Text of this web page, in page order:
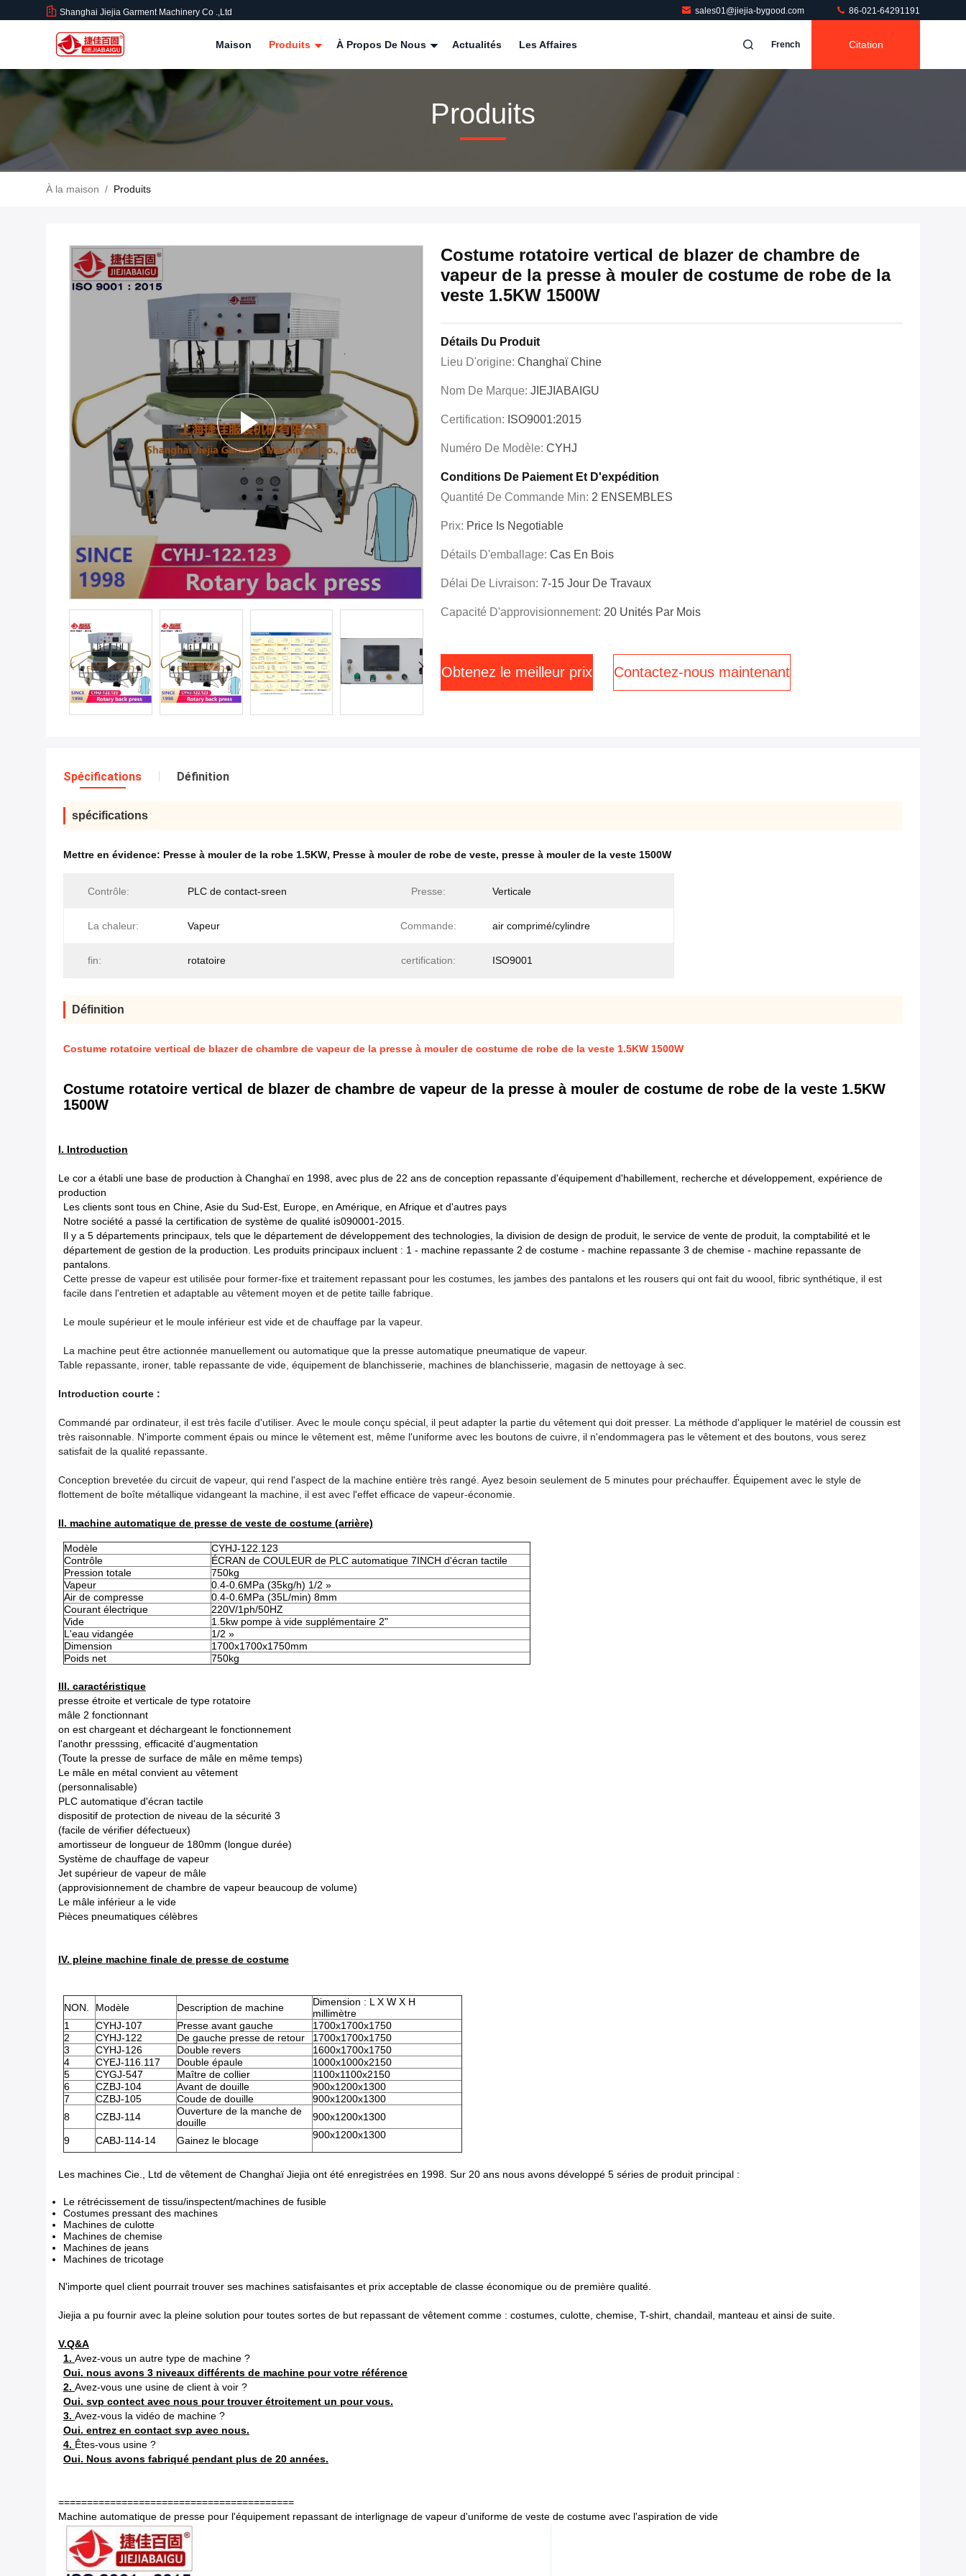
Shanghai Jiejia Garment Machinery Co .,ltd sales01@jiejia-bygood.com 86-021-64291191
Maison Produits À Propos De Nous Actualités Les Affaires French Citation
Produits
À la maison / Produits
Costume rotatoire vertical de blazer de chambre de
vapeur de la presse à mouler de costume de robe de la
veste 1.5KW 1500W
Détails Du Produit
Lieu D'origine: Changhaï Chine
Nom De Marque: JIEJIABAIGU
Certification: ISO9001:2015
Numéro De Modèle: CYHJ
Conditions De Paiement Et D'expédition
Quantité De Commande Min: 2 ENSEMBLES
Prix: Price Is Negotiable
Détails D'emballage: Cas En Bois
Délai De Livraison: 7-15 Jour De Travaux
Capacité D'approvisionnement: 20 Unités Par Mois
Obtenez le meilleur prix Contactez-nous maintenant
Spécifications Définition
spécifications
Mettre en évidence: Presse à mouler de la robe 1.5KW, Presse à mouler de robe de veste, presse à mouler de la veste 1500W
Contrôle: PLC de contact-sreen Presse: Verticale
La chaleur: Vapeur Commande: air comprimé/cylindre
fin: rotatoire certification: ISO9001
Définition
Costume rotatoire vertical de blazer de chambre de vapeur de la presse à mouler de costume de robe de la veste 1.5KW 1500W
Costume rotatoire vertical de blazer de chambre de vapeur de la presse à mouler de costume de robe de la veste 1.5KW
1500W
I. Introduction
Le cor a établi une base de production à Changhaï en 1998, avec plus de 22 ans de conception repassante d'équipement d'habillement, recherche et développement, expérience de
production
Les clients sont tous en Chine, Asie du Sud-Est, Europe, en Amérique, en Afrique et d'autres pays
Notre société a passé la certification de système de qualité is090001-2015.
Il y a 5 départements principaux, tels que le département de développement des technologies, la division de design de produit, le service de vente de produit, la comptabilité et le
département de gestion de la production. Les produits principaux incluent : 1 - machine repassante 2 de costume - machine repassante 3 de chemise - machine repassante de
pantalons.
Cette presse de vapeur est utilisée pour former-fixe et traitement repassant pour les costumes, les jambes des pantalons et les rousers qui ont fait du woool, fibric synthétique, il est
facile dans l'entretien et adaptable au vêtement moyen et de petite taille fabrique.
Le moule supérieur et le moule inférieur est vide et de chauffage par la vapeur.
La machine peut être actionnée manuellement ou automatique que la presse automatique pneumatique de vapeur.
Table repassante, ironer, table repassante de vide, équipement de blanchisserie, machines de blanchisserie, magasin de nettoyage à sec.
Introduction courte :
Commandé par ordinateur, il est très facile d'utiliser. Avec le moule conçu spécial, il peut adapter la partie du vêtement qui doit presser. La méthode d'appliquer le matériel de coussin est
très raisonnable. N'importe comment épais ou mince le vêtement est, même l'uniforme avec les boutons de cuivre, il n'endommagera pas le vêtement et des boutons, vous serez
satisfait de la qualité repassante.
Conception brevetée du circuit de vapeur, qui rend l'aspect de la machine entière très rangé. Ayez besoin seulement de 5 minutes pour préchauffer. Équipement avec le style de
flottement de boîte métallique vidangeant la machine, il est avec l'effet efficace de vapeur-économie.
II. machine automatique de presse de veste de costume (arrière)
Modèle
CYHJ-122.123
Contrôle
ÉCRAN de COULEUR de PLC automatique 7INCH d'écran tactile
Pression totale
750kg
Vapeur
0.4-0.6MPa (35kg/h) 1/2 »
Air de compresse
0.4-0.6MPa (35L/min) 8mm
Courant électrique
220V/1ph/50HZ
Vide
1.5kw pompe à vide supplémentaire 2"
L'eau vidangée
1/2 »
Dimension
1700x1700x1750mm
Poids net
750kg
III. caractéristique
presse étroite et verticale de type rotatoire
mâle 2 fonctionnant
on est chargeant et déchargeant le fonctionnement
l'anothr presssing, efficacité d'augmentation
(Toute la presse de surface de mâle en même temps)
Le mâle en métal convient au vêtement
(personnalisable)
PLC automatique d'écran tactile
dispositif de protection de niveau de la sécurité 3
(facile de vérifier défectueux)
amortisseur de longueur de 180mm (longue durée)
Système de chauffage de vapeur
Jet supérieur de vapeur de mâle
(approvisionnement de chambre de vapeur beaucoup de volume)
Le mâle inférieur a le vide
Pièces pneumatiques célèbres
IV. pleine machine finale de presse de costume
NON. Modèle Description de machine
Dimension : L X W X H
millimètre
1
CYHJ-107 Presse avant gauche
1700x1700x1750
2
CYHJ-122 De gauche presse de retour
1700x1700x1750
3
CYHJ-126 Double revers
1600x1700x1750
4
CYEJ-116.117 Double épaule
1000x1000x2150
5
CYGJ-547 Maître de collier
1100x1100x2150
6
CZBJ-104 Avant de douille
900x1200x1300
7
CZBJ-105 Coude de douille
900x1200x1300
8
CZBJ-114
Ouverture de la manche de
douille
900x1200x1300
9 CABJ-114-14 Gainez le blocage 900x1200x1300
Les machines Cie., Ltd de vêtement de Changhaï Jiejia ont été enregistrées en 1998. Sur 20 ans nous avons développé 5 séries de produit principal :
Le rétrécissement de tissu/inspectent/machines de fusible
Costumes pressant des machines
Machines de culotte
Machines de chemise
Machines de jeans
Machines de tricotage
N'importe quel client pourrait trouver ses machines satisfaisantes et prix acceptable de classe économique ou de première qualité.
Jiejia a pu fournir avec la pleine solution pour toutes sortes de but repassant de vêtement comme : costumes, culotte, chemise, T-shirt, chandail, manteau et ainsi de suite.
V.Q&A
1. Avez-vous un autre type de machine ?
Oui. nous avons 3 niveaux différents de machine pour votre référence
2. Avez-vous une usine de client à voir ?
Oui. svp contect avec nous pour trouver étroitement un pour vous.
3. Avez-vous la vidéo de machine ?
Oui. entrez en contact svp avec nous.
4. Êtes-vous usine ?
Oui. Nous avons fabriqué pendant plus de 20 années.
=========================================
Machine automatique de presse pour l'équipement repassant de interlignage de vapeur d'uniforme de veste de costume avec l'aspiration de vide